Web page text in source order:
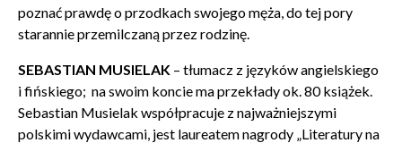
WYŚLIJ
poznać prawdę o przodkach swojego męża, do tej pory
starannie przemilczaną przez rodzinę.
SEBASTIAN MUSIELAK – tłumacz z języków angielskiego
i fińskiego; na swoim koncie ma przekłady ok. 80 książek.
Sebastian Musielak współpracuje z najważniejszymi
polskimi wydawcami, jest laureatem nagrody „Literatury na